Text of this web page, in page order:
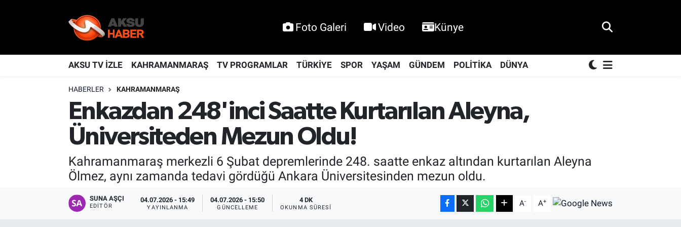
Foto Galeri Video Künye
AKSU TV İZLE KAHRAMANMARAŞ TV PROGRAMLAR TÜRKİYE SPOR YAŞAM GÜNDEM POLİTİKA DÜNYA
HABERLER KAHRAMANMARAŞ
Enkazdan 248'inci Saatte Kurtarılan Aleyna,
Üniversiteden Mezun Oldu!
Kahramanmaraş merkezli 6 Şubat depremlerinde 248. saatte enkaz altından kurtarılan Aleyna
Ölmez, aynı zamanda tedavi gördüğü Ankara Üniversitesinden mezun oldu.
SUNA AŞÇI
EDITÖR
04.07.2026 - 15:49
YAYINLANMA
04.07.2026 - 15:50
GÜNCELLEME
4 DK
OKUNMA SÜRESI A- A+
KAHRAMANMARAŞ
Nöbetçi Eczaneler
Hava Durumu
Kahramanmaraş Namaz Vakitleri
Trafik Durumu
TFF 2.Lig Kırmızı Grup Puan Durumu ve Fikstür
Tüm Manşetler
Son Dakika Haberleri